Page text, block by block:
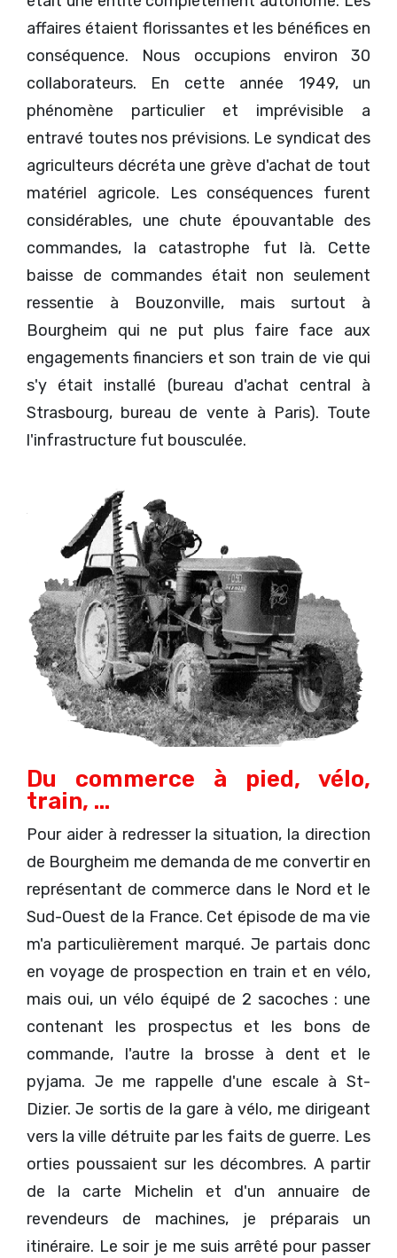
affaires étaient florissantes et les bénéfices en
conséquence. Nous occupions environ 30
collaborateurs. En cette année 1949, un
phénomène particulier et imprévisible a
entravé toutes nos prévisions. Le syndicat des
agriculteurs décréta une grève d'achat de tout
matériel agricole. Les conséquences furent
considérables, une chute épouvantable des
commandes, la catastrophe fut là. Cette
baisse de commandes était non seulement
ressentie à Bouzonville, mais surtout à
Bourgheim qui ne put plus faire face aux
engagements financiers et son train de vie qui
s'y était installé (bureau d'achat central à
Strasbourg, bureau de vente à Paris). Toute
l'infrastructure fut bousculée.
Du commerce à pied, vélo,
train, ...
Pour aider à redresser la situation, la direction
de Bourgheim me demanda de me convertir en
représentant de commerce dans le Nord et le
Sud-Ouest de la France. Cet épisode de ma vie
m'a particulièrement marqué. Je partais donc
en voyage de prospection en train et en vélo,
mais oui, un vélo équipé de 2 sacoches : une
contenant les prospectus et les bons de
commande, l'autre la brosse à dent et le
pyjama. Je me rappelle d'une escale à St-
Dizier. Je sortis de la gare à vélo, me dirigeant
vers la ville détruite par les faits de guerre. Les
orties poussaient sur les décombres. A partir
de la carte Michelin et d'un annuaire de
revendeurs de machines, je préparais un
itinéraire. Le soir je me suis arrêté pour passer